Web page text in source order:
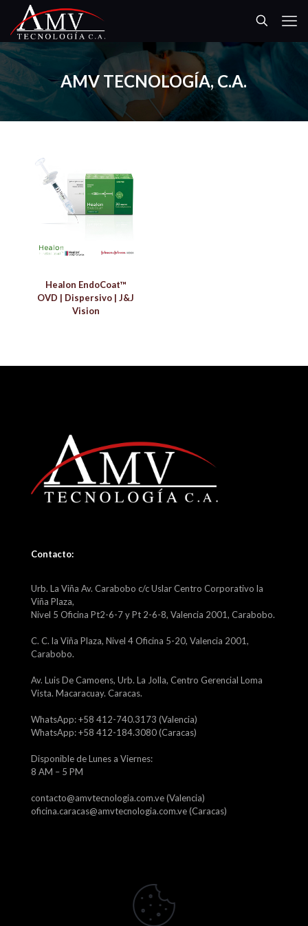
AMV TECNOLOGÍA, C.A.
Healon EndoCoat™
OVD | Dispersivo | J&J
Vision
Contacto:
Urb. La Viña Av. Carabobo c/c Uslar Centro Corporativo la
Viña Plaza,
Nivel 5 Oficina Pt2-6-7 y Pt 2-6-8, Valencia 2001, Carabobo.
C. C. la Viña Plaza, Nivel 4 Oficina 5-20, Valencia 2001,
Carabobo.
Av. Luis De Camoens, Urb. La Jolla, Centro Gerencial Loma
Vista. Macaracuay. Caracas.
WhatsApp: +58 412-740.3173 (Valencia)
WhatsApp: +58 412-184.3080 (Caracas)
Disponible de Lunes a Viernes:
8 AM – 5 PM
contacto@amvtecnologia.com.ve (Valencia)
oficina.caracas@amvtecnologia.com.ve (Caracas)